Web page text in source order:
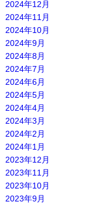
2024年12月
2024年11月
2024年10月
2024年9月
2024年8月
2024年7月
2024年6月
2024年5月
2024年4月
2024年3月
2024年2月
2024年1月
2023年12月
2023年11月
2023年10月
2023年9月